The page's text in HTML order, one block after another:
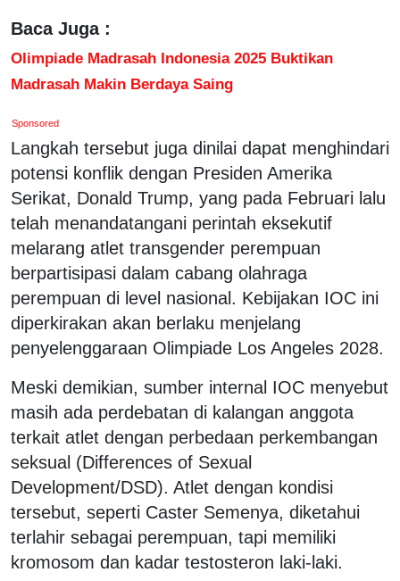
Baca Juga :
Olimpiade Madrasah Indonesia 2025 Buktikan
Madrasah Makin Berdaya Saing
Sponsored
Langkah tersebut juga dinilai dapat menghindari
potensi konflik dengan Presiden Amerika
Serikat, Donald Trump, yang pada Februari lalu
telah menandatangani perintah eksekutif
melarang atlet transgender perempuan
berpartisipasi dalam cabang olahraga
perempuan di level nasional. Kebijakan IOC ini
diperkirakan akan berlaku menjelang
penyelenggaraan Olimpiade Los Angeles 2028.
Meski demikian, sumber internal IOC menyebut
masih ada perdebatan di kalangan anggota
terkait atlet dengan perbedaan perkembangan
seksual (Differences of Sexual
Development/DSD). Atlet dengan kondisi
tersebut, seperti Caster Semenya, diketahui
terlahir sebagai perempuan, tapi memiliki
kromosom dan kadar testosteron laki-laki.